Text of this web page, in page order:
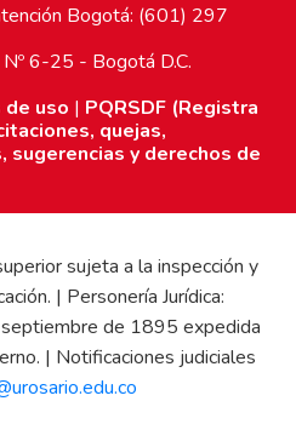
Bogotá: (601) 297
6-25 - Bogotá D.C.
de uso | PQRSDF (Registra
quejas,
sugerencias y derechos de
sujeta a la inspección y
| Personería Jurídica:
de 1895 expedida
| Notificaciones judiciales